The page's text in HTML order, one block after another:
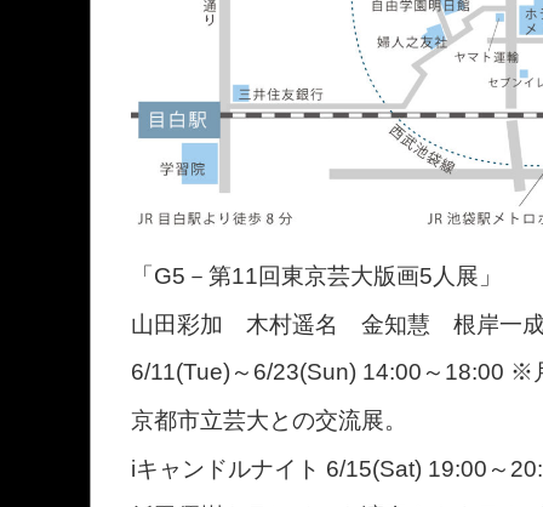
「G5－第11回東京芸大版画5人展」
山田彩加 木村遥名 金知慧 根岸一
6/11(Tue)～6/23(Sun) 14:00～18:00 ※
京都市立芸大との交流展。
iキャンドルナイト 6/15(Sat) 19:00～